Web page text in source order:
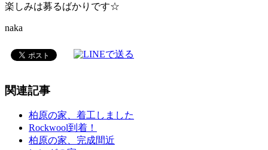
楽しみは募るばかりです☆
naka
関連記事
柏原の家、着工しました
Rockwool到着！
柏原の家、完成間近